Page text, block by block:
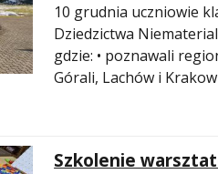
10 grudnia uczniowie
Dziedzictwa
gdzie: • poznawali
Górali, Lachów i
Szkolenie